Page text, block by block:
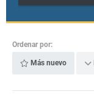
Ordenar por:
Más nuevo